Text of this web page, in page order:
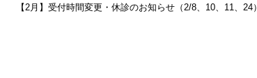
【2月】受付時間変更・休診のお知らせ（2/8、10、11、24）